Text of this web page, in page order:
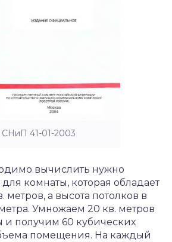
СНиП 41-01-2003
вычислить нужно
для комнаты, которая обладает
а высота потолков в
Умножаем 20 кв. метров
и получим 60 кубических
помещения. На каждый